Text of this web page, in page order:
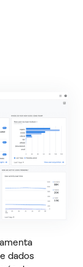
dados